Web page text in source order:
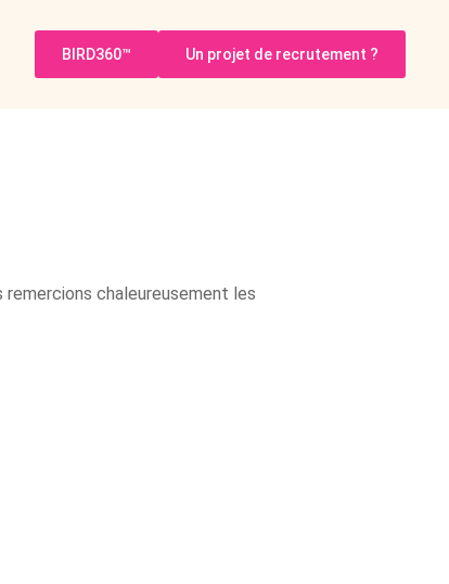
BIRD360™ Un projet de recrutement ?
remercions chaleureusement les